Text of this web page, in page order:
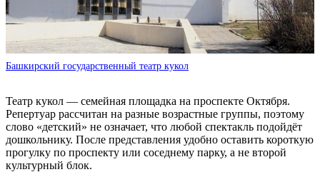
Башкирский государственный театр кукол
Театр кукол — семейная площадка на проспекте Октября.
Репертуар рассчитан на разные возрастные группы, поэтому
слово «детский» не означает, что любой спектакль подойдёт
дошкольнику. После представления удобно оставить короткую
прогулку по проспекту или соседнему парку, а не второй
культурный блок.